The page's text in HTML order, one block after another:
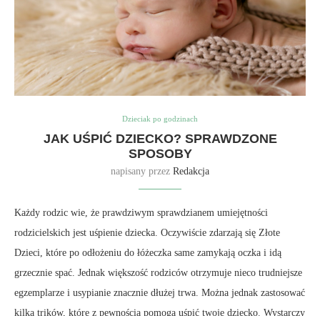
Dzieciak po godzinach
JAK UŚPIĆ DZIECKO? SPRAWDZONE
SPOSOBY
napisany przez Redakcja
Każdy rodzic wie, że prawdziwym sprawdzianem umiejętności
rodzicielskich jest uśpienie dziecka. Oczywiście zdarzają się Złote
Dzieci, które po odłożeniu do łóżeczka same zamykają oczka i idą
grzecznie spać. Jednak większość rodziców otrzymuje nieco trudniejsze
egzemplarze i usypianie znacznie dłużej trwa. Można jednak zastosować
kilka trików, które z pewnością pomogą uśpić twoje dziecko. Wystarczy